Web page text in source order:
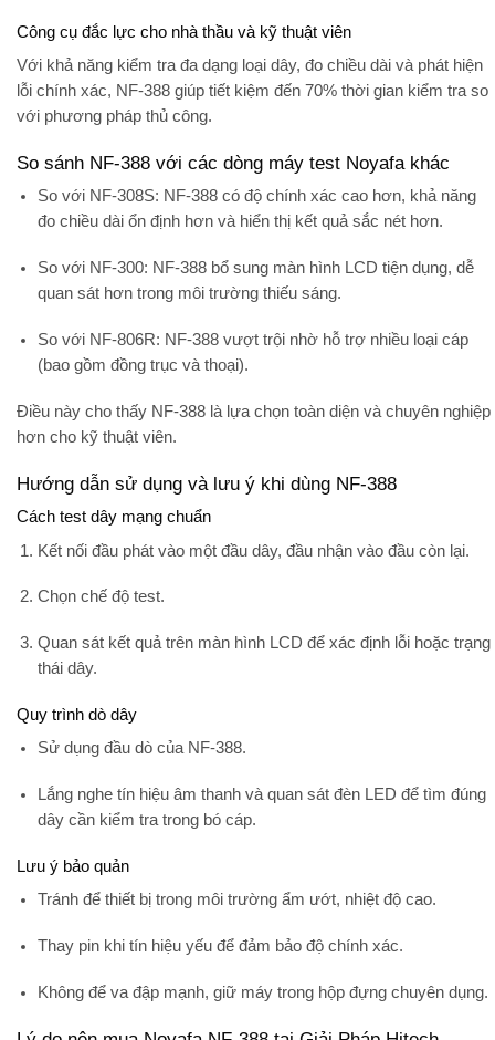
Công cụ đắc lực cho nhà thầu và kỹ thuật viên
Với khả năng kiểm tra đa dạng loại dây, đo chiều dài và phát hiện
lỗi chính xác, NF-388 giúp tiết kiệm đến 70% thời gian kiểm tra so
với phương pháp thủ công.
So sánh NF-388 với các dòng máy test Noyafa khác
So với NF-308S: NF-388 có độ chính xác cao hơn, khả năng
đo chiều dài ổn định hơn và hiển thị kết quả sắc nét hơn.
So với NF-300: NF-388 bổ sung màn hình LCD tiện dụng, dễ
quan sát hơn trong môi trường thiếu sáng.
So với NF-806R: NF-388 vượt trội nhờ hỗ trợ nhiều loại cáp
(bao gồm đồng trục và thoại).
Điều này cho thấy NF-388 là lựa chọn toàn diện và chuyên nghiệp
hơn cho kỹ thuật viên.
Hướng dẫn sử dụng và lưu ý khi dùng NF-388
Cách test dây mạng chuẩn
Kết nối đầu phát vào một đầu dây, đầu nhận vào đầu còn lại.
Chọn chế độ test.
Quan sát kết quả trên màn hình LCD để xác định lỗi hoặc trạng
thái dây.
Quy trình dò dây
Sử dụng đầu dò của NF-388.
Lắng nghe tín hiệu âm thanh và quan sát đèn LED để tìm đúng
dây cần kiểm tra trong bó cáp.
Lưu ý bảo quản
Tránh để thiết bị trong môi trường ẩm ướt, nhiệt độ cao.
Thay pin khi tín hiệu yếu để đảm bảo độ chính xác.
Không để va đập mạnh, giữ máy trong hộp đựng chuyên dụng.